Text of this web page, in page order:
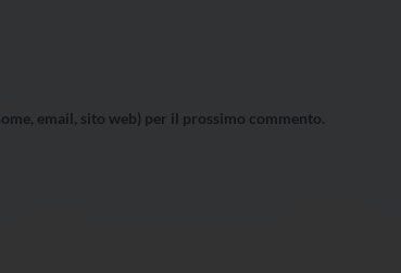
email, sito web) per il prossimo commento.